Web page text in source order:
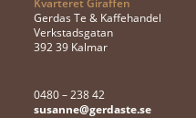
Gerdas Te & Kaffehandel
Verkstadsgatan
392 39 Kalmar
0480 – 238 42
susanne@gerdaste.se